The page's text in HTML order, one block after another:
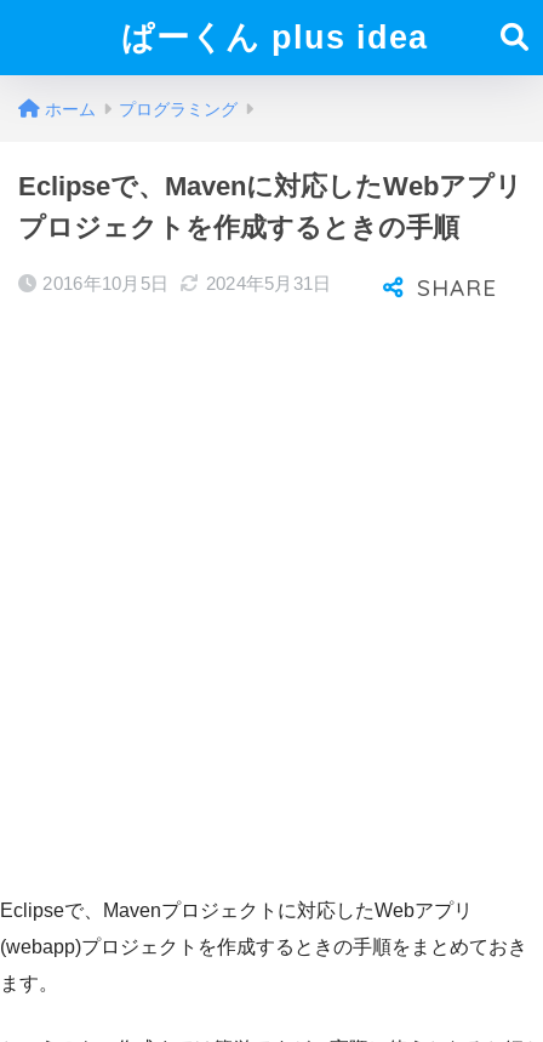
ぱーくん plus idea
ホーム プログラミング
Eclipseで、Mavenに対応したWebアプリ
プロジェクトを作成するときの手順
2016年10月5日 2024年5月31日
Eclipseで、Mavenプロジェクトに対応したWebアプリ
(webapp)プロジェクトを作成するときの手順をまとめておき
ます。